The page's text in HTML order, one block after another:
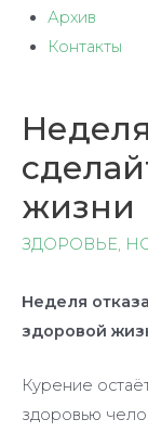
Архив
Контакты
жизни
ЗДОРОВЬЕ,
Неделя
здоровой
Курение
здоровью